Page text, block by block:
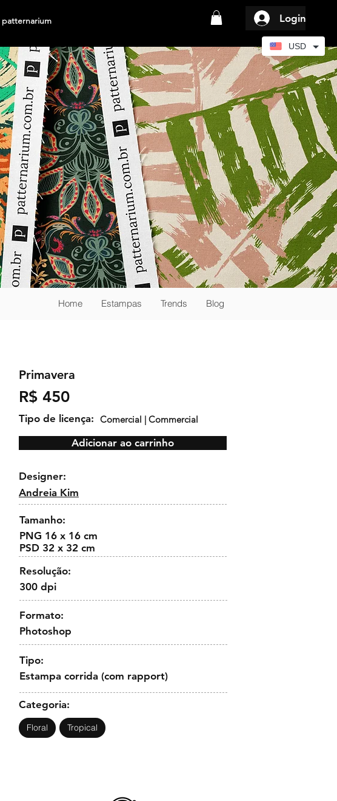
patternarium Login
Home Estampas Trends
Blog
Primavera
R$ 450
Tipo de licença: Comercial | Commercial
Adicionar ao carrinho
Designer:
Andreia Kim
Tamanho:
PNG 16 x 16 cm
PSD 32 x 32 cm
Resolução:
300 dpi
Formato:
Photoshop
Tipo:
Estampa corrida (com rapport)
Categoria:
Floral Tropical
USD